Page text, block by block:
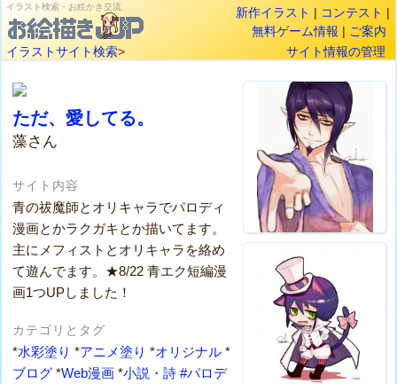
イラスト検索・お絵かき交流 新作イラスト | コンテスト |
無料ゲーム情報 | ご案内
イラストサイト検索> サイト情報の管理
ただ、愛してる。
藻さん
サイト内容
青の祓魔師とオリキャラでパロディ
漫画とかラクガキとか描いてます。
主にメフィストとオリキャラを絡め
て遊んでます。★8/22 青エク短編漫
画1つUPしました！
カテゴリとタグ
*水彩塗り *アニメ塗り *オリジナル *
ブログ *Web漫画 *小説・詩 #パロデ